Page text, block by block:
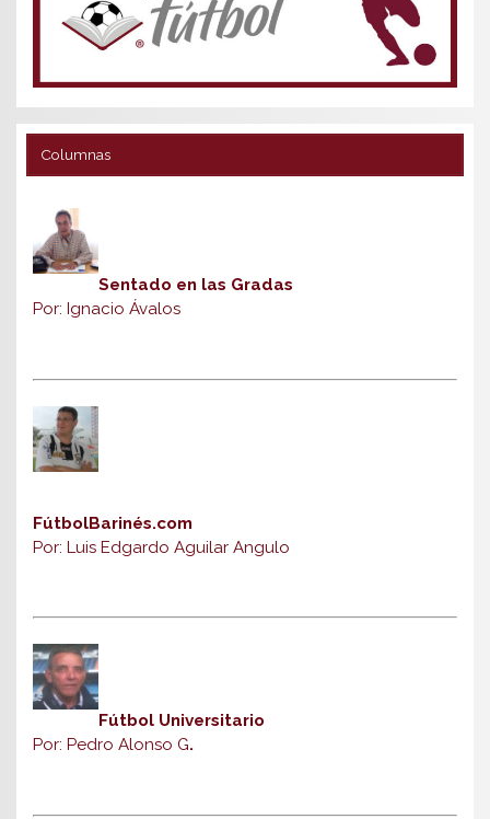
Columnas
Sentado en las Gradas
Por: Ignacio Ávalos
FútbolBarinés.com
Por: Luis Edgardo Aguilar Angulo
Fútbol Universitario
Por: Pedro Alonso G.